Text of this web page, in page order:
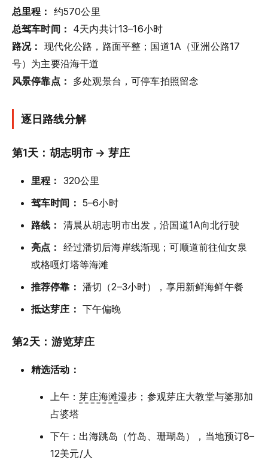
总里程： 约570公里
总驾车时间： 4天内共计13–16小时
路况： 现代化公路，路面平整；国道1A（亚洲公路17
号）为主要沿海干道
风景停靠点： 多处观景台，可停车拍照留念
逐日路线分解
第1天：胡志明市 → 芽庄
里程： 320公里
驾车时间： 5–6小时
路线： 清晨从胡志明市出发，沿国道1A向北行驶
亮点： 经过潘切后海岸线渐现；可顺道前往仙女泉
或格嘎灯塔等海滩
推荐停靠： 潘切（2–3小时），享用新鲜海鲜午餐
抵达芽庄： 下午偏晚
第2天：游览芽庄
精选活动：
上午：芽庄海滩漫步；参观芽庄大教堂与婆那加
占婆塔
下午：出海跳岛（竹岛、珊瑚岛），当地预订8–
12美元/人